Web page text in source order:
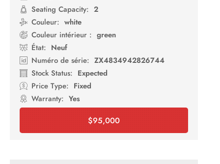
Seating Capacity: 2
Couleur: white
Couleur intérieur : green
État: Neuf
Numéro de série: ZX4834942826744
Stock Status: Expected
Price Type: Fixed
Warranty: Yes
$95,000